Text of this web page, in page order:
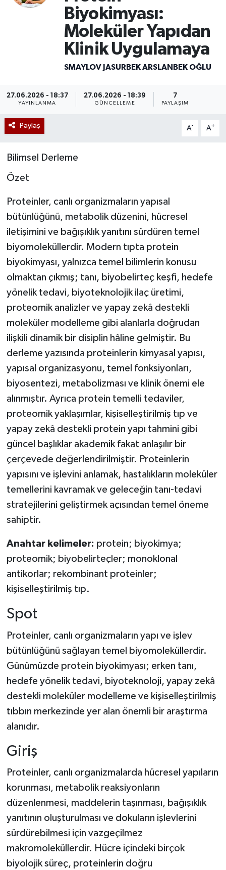
Biyokimyası:
Moleküler Yapıdan
Klinik Uygulamaya
SMAYLOV JASURBEK ARSLANBEK OĞLU
27.06.2026 - 18:37
YAYINLANMA
27.06.2026 - 18:39
GÜNCELLEME
7
PAYLAŞIM
Paylaş A- A+
Bilimsel Derleme
Özet
Proteinler, canlı organizmaların yapısal
bütünlüğünü, metabolik düzenini, hücresel
iletişimini ve bağışıklık yanıtını sürdüren temel
biyomoleküllerdir. Modern tıpta protein
biyokimyası, yalnızca temel bilimlerin konusu
olmaktan çıkmış; tanı, biyobelirteç keşfi, hedefe
yönelik tedavi, biyoteknolojik ilaç üretimi,
proteomik analizler ve yapay zekâ destekli
moleküler modelleme gibi alanlarla doğrudan
ilişkili dinamik bir disiplin hâline gelmiştir. Bu
derleme yazısında proteinlerin kimyasal yapısı,
yapısal organizasyonu, temel fonksiyonları,
biyosentezi, metabolizması ve klinik önemi ele
alınmıştır. Ayrıca protein temelli tedaviler,
proteomik yaklaşımlar, kişiselleştirilmiş tıp ve
yapay zekâ destekli protein yapı tahmini gibi
güncel başlıklar akademik fakat anlaşılır bir
çerçevede değerlendirilmiştir. Proteinlerin
yapısını ve işlevini anlamak, hastalıkların moleküler
temellerini kavramak ve geleceğin tanı-tedavi
stratejilerini geliştirmek açısından temel öneme
sahiptir.
Anahtar kelimeler: protein; biyokimya;
proteomik; biyobelirteçler; monoklonal
antikorlar; rekombinant proteinler;
kişiselleştirilmiş tıp.
Spot
Proteinler, canlı organizmaların yapı ve işlev
bütünlüğünü sağlayan temel biyomoleküllerdir.
Günümüzde protein biyokimyası; erken tanı,
hedefe yönelik tedavi, biyoteknoloji, yapay zekâ
destekli moleküler modelleme ve kişiselleştirilmiş
tıbbın merkezinde yer alan önemli bir araştırma
alanıdır.
Giriş
Proteinler, canlı organizmalarda hücresel yapıların
korunması, metabolik reaksiyonların
düzenlenmesi, maddelerin taşınması, bağışıklık
yanıtının oluşturulması ve dokuların işlevlerini
sürdürebilmesi için vazgeçilmez
makromoleküllerdir. Hücre içindeki birçok
biyolojik süreç, proteinlerin doğru